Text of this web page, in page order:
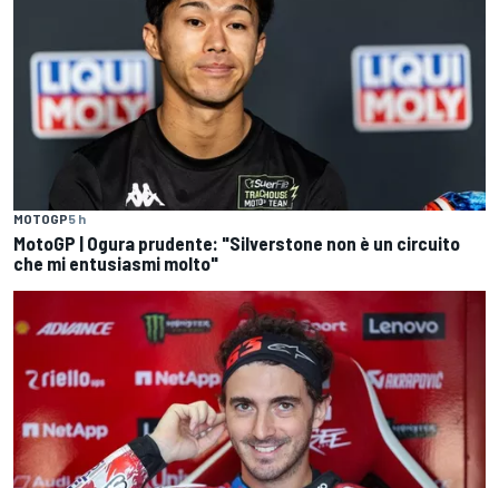
MOTOGP5 h
MotoGP | Ogura prudente: "Silverstone non è un circuito
che mi entusiasmi molto"